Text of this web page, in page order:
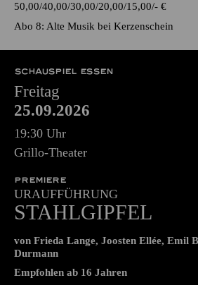
50,00 40,00 30,00 20,00 15,00 - €
Abo 8: Alte Musik bei Kerzenschein
SCHAUSPIEL ESSEN
Freitag
25.09.2026
19:30 Uhr
Grillo-Theater
PREMIERE
URAUFFÜHRUNG
STAHLGIPFEL
von Frieda Lange, Joosten Ellée, Emil
Durmann
Empfohlen ab 16 Jahren